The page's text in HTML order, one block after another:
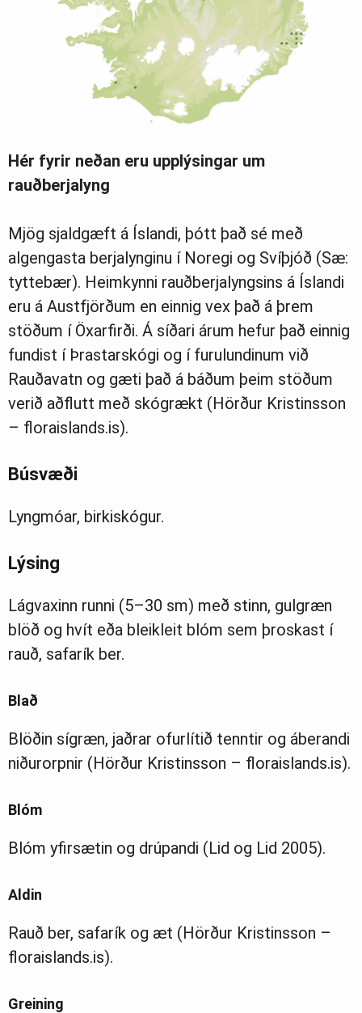
Hér fyrir neðan eru upplýsingar um
rauðberjalyng
Mjög sjaldgæft á Íslandi, þótt það sé með
algengasta berjalynginu í Noregi og Svíþjóð (Sæ:
tyttebær). Heimkynni rauðberjalyngsins á Íslandi
eru á Austfjörðum en einnig vex það á þrem
stöðum í Öxarfirði. Á síðari árum hefur það einnig
fundist í Þrastarskógi og í furulundinum við
Rauðavatn og gæti það á báðum þeim stöðum
verið aðflutt með skógrækt (Hörður Kristinsson
– floraislands.is).
Búsvæði
Lyngmóar, birkiskógur.
Lýsing
Lágvaxinn runni (5–30 sm) með stinn, gulgræn
blöð og hvít eða bleikleit blóm sem þroskast í
rauð, safarík ber.
Blað
Blöðin sígræn, jaðrar ofurlítið tenntir og áberandi
niðurorpnir (Hörður Kristinsson – floraislands.is).
Blóm
Blóm yfirsætin og drúpandi (Lid og Lid 2005).
Aldin
Rauð ber, safarík og æt (Hörður Kristinsson –
floraislands.is).
Greining